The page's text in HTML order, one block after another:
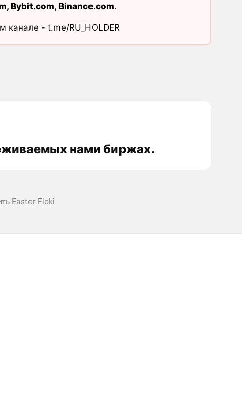
, Bybit.com, Binance.com.
канале - t.me/RU_HOLDER
нами биржах.
Easter Floki